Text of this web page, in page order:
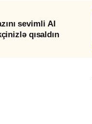
sevimli AI
qısaldın